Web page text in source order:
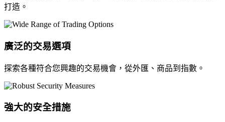
打造。
廣泛的交易選項
探索各種符合您興趣的交易機會，從外匯、商品到指數。
強大的安全措施